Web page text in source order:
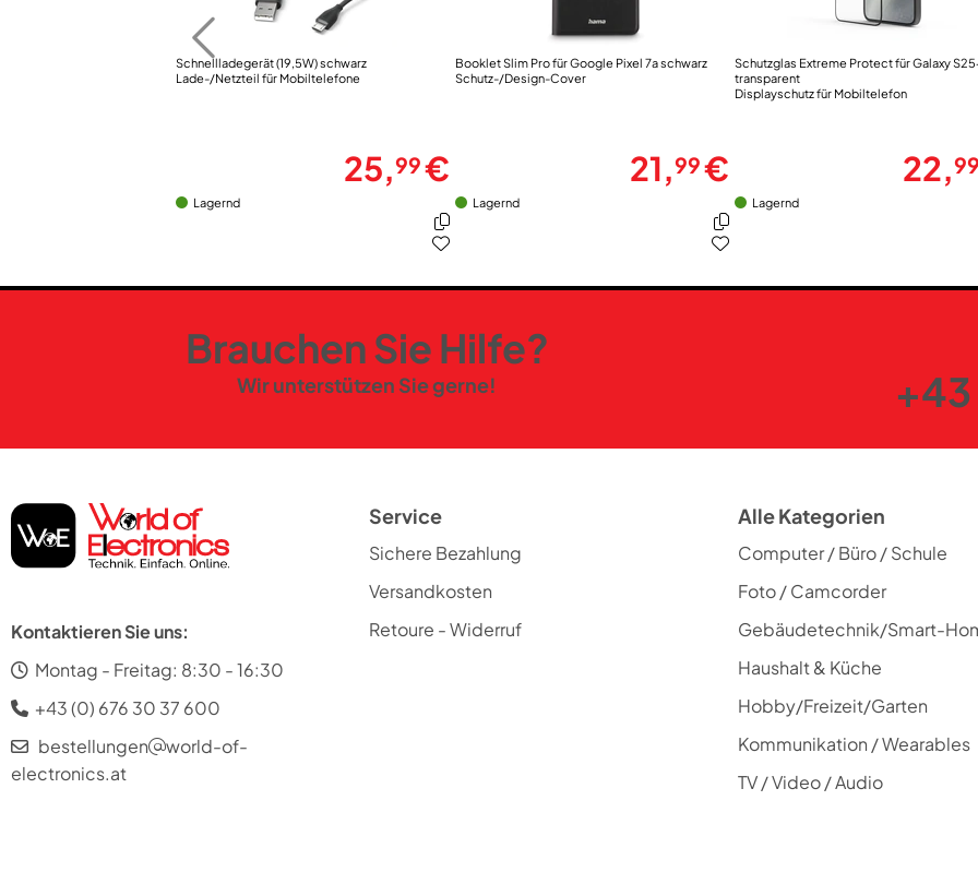
Schnellladegerät (19,5W) schwarz
Lade-/Netzteil für Mobiltelefone
25,99€
Lagernd
Booklet Slim Pro für Google Pixel 7a schwarz
Schutz-/Design-Cover
21,99€
Lagernd
Schutzglas Extreme Protect für Galaxy
transparent
Displayschutz für Mobiltelefon
22,99
Lagernd
Brauchen Sie Hilfe?
Wir unterstützen Sie gerne!
Kontaktieren Sie uns:
Montag - Freitag: 8:30 - 16:30
+43 (0) 676 30 37 600
bestellungen
world-of-
electronics.at
Service
Sichere Bezahlung
Versandkosten
Retoure - Widerruf
Alle Kategorien
Computer / Büro / Schule
Foto / Camcorder
Gebäudetechnik/Smart-
Haushalt & Küche
Hobby/Freizeit/Garten
Kommunikation / Wearables
TV / Video / Audio